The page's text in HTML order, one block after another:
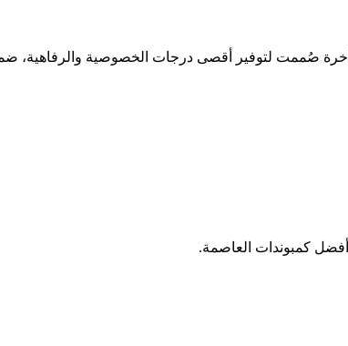
صُممت لتوفير أقصى درجات الخصوصية والرفاهية،
أفضل كمبوندات العاصمة.